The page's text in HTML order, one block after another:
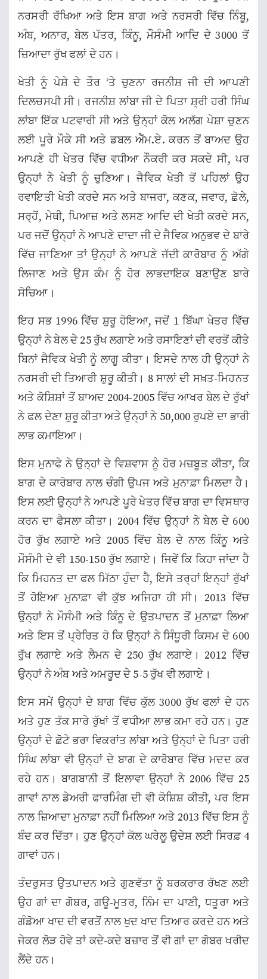
ਨਰਸਰੀ ਰੱਖਿਆ ਅਤੇ ਇਸ ਬਾਗ ਅਤੇ ਨਰਸਰੀ ਵਿੱਚ ਨਿੰਬੂ,
ਅੰਬ, ਅਨਾਰ, ਬੇਲ ਪੱਤਰ, ਕਿੰਨੂ, ਮੌਸੰਮੀ ਆਦਿ ਦੇ 3000 ਤੋਂ
ਜ਼ਿਆਦਾ ਰੁੱਖ ਫਲਾਂ ਦੇ ਹਨ।
ਖੇਤੀ ਨੂੰ ਪੇਸ਼ੇ ਦੇ ਤੌਰ ‘ਤੇ ਚੁਣਨਾ ਰਜਨੀਸ਼ ਜੀ ਦੀ ਆਪਣੀ
ਦਿਲਚਸਪੀ ਸੀ। ਰਜਨੀਸ਼ ਲਾਂਬਾ ਜੀ ਦੇ ਪਿਤਾ ਸ਼੍ਰੀ ਹਰੀ ਸਿੰਘ
ਲਾਂਬਾ ਇੱਕ ਪਟਵਾਰੀ ਸੀ ਅਤੇ ਉਨ੍ਹਾਂ ਕੋਲ ਅਲੱਗ ਪੇਸ਼ਾ ਚੁਣਨ
ਲਈ ਪੂਰੇ ਮੌਕੇ ਸੀ ਅਤੇ ਡਬਲ ਐੱਮ.ਏ. ਕਰਨ ਤੋਂ ਬਾਅਦ ਉਹ
ਆਪਣੇ ਹੀ ਖੇਤਰ ਵਿੱਚ ਵਧੀਆ ਨੌਕਰੀ ਕਰ ਸਕਦੇ ਸੀ, ਪਰ
ਉਨ੍ਹਾਂ ਨੇ ਖੇਤੀ ਨੂੰ ਚੁਣਿਆ। ਜੈਵਿਕ ਖੇਤੀ ਤੋਂ ਪਹਿਲਾਂ ਉਹ
ਰਵਾਇਤੀ ਖੇਤੀ ਕਰਦੇ ਸਨ ਅਤੇ ਬਾਜਰਾ, ਕਣਕ, ਜਵਾਰ, ਛੋਲੇ,
ਸਰ੍ਹੋਂ, ਮੇਥੀ, ਪਿਆਜ਼ ਅਤੇ ਲਸਣ ਆਦਿ ਦੀ ਖੇਤੀ ਕਰਦੇ ਸਨ,
ਪਰ ਜਦੋਂ ਉਨ੍ਹਾਂ ਨੇ ਆਪਣੇ ਦਾਦਾ ਜੀ ਦੇ ਜੈਵਿਕ ਅਨੁਭਵ ਦੇ ਬਾਰੇ
ਵਿੱਚ ਜਾਣਿਆ ਤਾਂ ਉਨ੍ਹਾਂ ਨੇ ਆਪਣੇ ਜੱਦੀ ਕਾਰੋਬਾਰ ਨੂੰ ਅੱਗੇ
ਲਿਜਾਣ ਅਤੇ ਉਸ ਕੰਮ ਨੂੰ ਹੋਰ ਲਾਭਦਾਇਕ ਬਣਾਉਣ ਬਾਰੇ
ਸੋਚਿਆ।
ਇਹ ਸਭ 1996 ਵਿੱਚ ਸ਼ੁਰੂ ਹੋਇਆ, ਜਦੋਂ 1 ਬਿੱਘਾ ਖੇਤਰ ਵਿੱਚ
ਉਨ੍ਹਾਂ ਨੇ ਬੇਲ ਦੇ 25 ਰੁੱਖ ਲਗਾਏ ਅਤੇ ਰਸਾਇਣਾਂ ਦੀ ਵਰਤੋਂ ਕੀਤੇ
ਬਿਨਾਂ ਜੈਵਿਕ ਖੇਤੀ ਨੂੰ ਲਾਗੂ ਕੀਤਾ। ਇਸਦੇ ਨਾਲ ਹੀ ਉਨ੍ਹਾਂ ਨੇ
ਨਰਸਰੀ ਦੀ ਤਿਆਰੀ ਸ਼ੁਰੂ ਕੀਤੀ। 8 ਸਾਲਾਂ ਦੀ ਸਖ਼ਤ-ਮਿਹਨਤ
ਅਤੇ ਕੋਸ਼ਿਸ਼ਾਂ ਤੋਂ ਬਾਅਦ 2004-2005 ਵਿੱਚ ਆਖਰ ਬੇਲ ਦੇ ਰੁੱਖਾਂ
ਨੇ ਫਲ ਦੇਣਾ ਸ਼ੁਰੂ ਕੀਤਾ ਅਤੇ ਉਨ੍ਹਾਂ ਨੇ 50,000 ਰੁਪਏ ਦਾ ਭਾਰੀ
ਲਾਭ ਕਮਾਇਆ।
ਇਸ ਮੁਨਾਫੇ ਨੇ ਉਨ੍ਹਾਂ ਦੇ ਵਿਸ਼ਵਾਸ ਨੂੰ ਹੋਰ ਮਜ਼ਬੂਤ ਕੀਤਾ, ਕਿ
ਬਾਗ ਦੇ ਕਾਰੋਬਾਰ ਨਾਲ ਚੰਗੀ ਉਪਜ ਅਤੇ ਮੁਨਾਫ਼ਾ ਮਿਲਦਾ ਹੈ।
ਇਸ ਲਈ ਉਨ੍ਹਾਂ ਨੇ ਆਪਣੇ ਪੂਰੇ ਖੇਤਰ ਵਿੱਚ ਬਾਗ ਦਾ ਵਿਸਥਾਰ
ਕਰਨ ਦਾ ਫੈਸਲਾ ਕੀਤਾ। 2004 ਵਿੱਚ ਉਨ੍ਹਾਂ ਨੇ ਬੇਲ ਦੇ 600
ਹੋਰ ਰੁੱਖ ਲਗਾਏ ਅਤੇ 2005 ਵਿੱਚ ਬੇਲ ਦੇ ਨਾਲ ਕਿੰਨੂ ਅਤੇ
ਮੌਸੰਮੀ ਦੇ ਵੀ 150-150 ਰੁੱਖ ਲਗਾਏ। ਜਿਵੇਂ ਕਿ ਕਿਹਾ ਜਾਂਦਾ ਹੈ
ਕਿ ਮਿਹਨਤ ਦਾ ਫਲ ਮਿੱਠਾ ਹੁੰਦਾ ਹੈ, ਇਸੇ ਤਰ੍ਹਾਂ ਇਨ੍ਹਾਂ ਰੁੱਖਾਂ
ਤੋਂ ਹੋਇਆ ਮੁਨਾਫ਼ਾ ਵੀ ਕੁੱਝ ਅਜਿਹਾ ਹੀ ਸੀ। 2013 ਵਿੱਚ
ਉਨ੍ਹਾਂ ਨੇ ਮੌਸੰਮੀ ਅਤੇ ਕਿੰਨੂ ਦੇ ਉਤਪਾਦਨ ਤੋਂ ਮੁਨਾਫ਼ਾ ਲਿਆ
ਅਤੇ ਇਸ ਤੋਂ ਪ੍ਰੇਰਿਤ ਹੋ ਕਿ ਉਨ੍ਹਾਂ ਨੇ ਸਿੰਧੂਰੀ ਕਿਸਮ ਦੇ 600
ਰੁੱਖ ਲਗਾਏ ਅਤੇ ਲੈਮਨ ਦੇ 250 ਰੁੱਖ ਲਗਾਏ। 2012 ਵਿੱਚ
ਉਨ੍ਹਾਂ ਨੇ ਅੰਬ ਅਤੇ ਅਮਰੂਦ ਦੇ 5-5 ਰੁੱਖ ਵੀ ਲਗਾਏ।
ਇਸ ਸਮੇਂ ਉਨ੍ਹਾਂ ਦੇ ਬਾਗ ਵਿੱਚ ਕੁੱਲ 3000 ਰੁੱਖ ਫਲਾਂ ਦੇ ਹਨ
ਅਤੇ ਹੁਣ ਤੱਕ ਸਾਰੇ ਰੁੱਖਾਂ ਤੋਂ ਵਧੀਆ ਲਾਭ ਕਮਾ ਰਹੇ ਹਨ। ਹੁਣ
ਉਨ੍ਹਾਂ ਦੇ ਛੋਟੇ ਭਰਾ ਵਿਕਰਾਂਤ ਲਾਂਬਾ ਅਤੇ ਉਨ੍ਹਾਂ ਦੇ ਪਿਤਾ ਹਰੀ
ਸਿੰਘ ਲਾਂਬਾ ਵੀ ਉਨ੍ਹਾਂ ਦੇ ਬਾਗ ਦੇ ਕਾਰੋਬਾਰ ਵਿੱਚ ਮਦਦ ਕਰ
ਰਹੇ ਹਨ। ਬਾਗਬਾਨੀ ਤੋਂ ਇਲਾਵਾ ਉਨ੍ਹਾਂ ਨੇ 2006 ਵਿੱਚ 25
ਗਾਵਾਂ ਨਾਲ ਡੇਅਰੀ ਫਾਰਮਿੰਗ ਦੀ ਵੀ ਕੋਸ਼ਿਸ਼ ਕੀਤੀ, ਪਰ ਇਸ
ਨਾਲ ਜ਼ਿਆਦਾ ਮੁਨਾਫ਼ਾ ਨਹੀਂ ਮਿਲਿਆ ਅਤੇ 2013 ਵਿੱਚ ਇਸ ਨੂੰ
ਬੰਦ ਕਰ ਦਿੱਤਾ। ਹੁਣ ਉਨ੍ਹਾਂ ਕੋਲ ਘਰੇਲੂ ਉਦੇਸ਼ ਲਈ ਸਿਰਫ਼ 4
ਗਾਵਾਂ ਹਨ।
ਤੰਦਰੁਸਤ ਉਤਪਾਦਨ ਅਤੇ ਗੁਣਵੱਤਾ ਨੂੰ ਬਰਕਰਾਰ ਰੱਖਣ ਲਈ
ਉਹ ਗਾਂ ਦਾ ਗੋਬਰ, ਗਊ-ਮੂਤਰ, ਨਿੰਮ ਦਾ ਪਾਣੀ, ਧਤੂਰਾ ਅਤੇ
ਗੰਡੋਆ ਖਾਦ ਦੀ ਵਰਤੋਂ ਨਾਲ ਖੁਦ ਖਾਦ ਤਿਆਰ ਕਰਦੇ ਹਨ ਅਤੇ
ਜੇਕਰ ਲੋੜ ਹੋਵੇ ਤਾਂ ਕਦੇ-ਕਦੇ ਬਜ਼ਾਰ ਤੋਂ ਵੀ ਗਾਂ ਦਾ ਗੋਬਰ ਖਰੀਦ
ਲੈਂਦੇ ਹਨ।